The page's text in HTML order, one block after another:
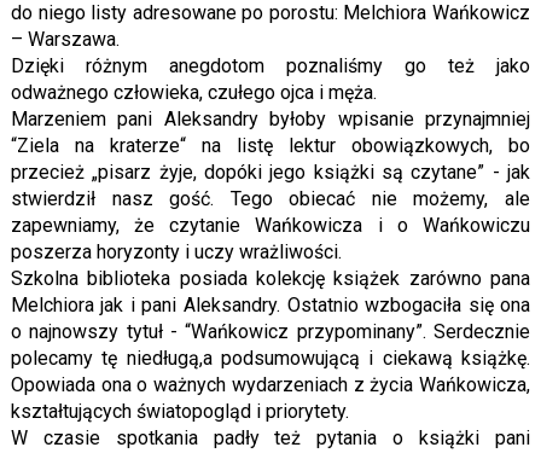
do niego listy adresowane po porostu: Melchiora Wańkowicz
– Warszawa.
Dzięki różnym anegdotom poznaliśmy go też jako
odważnego człowieka, czułego ojca i męża.
Marzeniem pani Aleksandry byłoby wpisanie przynajmniej
“Ziela na kraterze“ na listę lektur obowiązkowych, bo
przecież „pisarz żyje, dopóki jego książki są czytane” - jak
stwierdził nasz gość. Tego obiecać nie możemy, ale
zapewniamy, że czytanie Wańkowicza i o Wańkowiczu
poszerza horyzonty i uczy wrażliwości.
Szkolna biblioteka posiada kolekcję książek zarówno pana
Melchiora jak i pani Aleksandry. Ostatnio wzbogaciła się ona
o najnowszy tytuł - “Wańkowicz przypominany”. Serdecznie
polecamy tę niedługą,a podsumowującą i ciekawą książkę.
Opowiada ona o ważnych wydarzeniach z życia Wańkowicza,
kształtujących światopogląd i priorytety.
W czasie spotkania padły też pytania o książki pani